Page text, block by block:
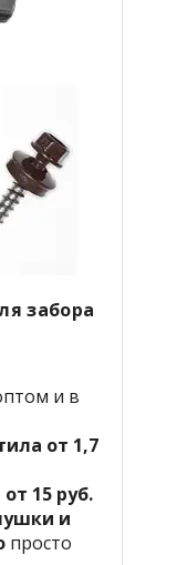
забора
и в
от 1,7
15 руб.
и
просто